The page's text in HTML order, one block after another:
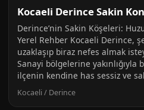
Kocaeli Derince Sakin
Derince’nin Sakin Köşeleri:
Yerel Rehber Kocaeli Derince,
uzaklaşıp biraz nefes almak
Sanayi bölgelerine yakınlığıyla
ilçenin kendine has sessiz ve
Kocaeli / Derince